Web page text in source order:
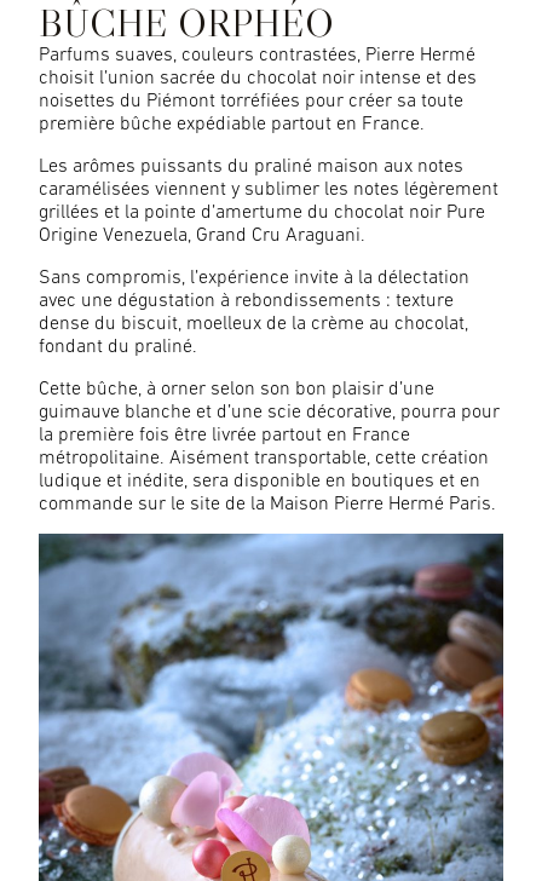
BÛCHE ORPHÉO
Parfums suaves, couleurs contrastées, Pierre Hermé
choisit l’union sacrée du chocolat noir intense et des
noisettes du Piémont torréfiées pour créer sa toute
première bûche expédiable partout en France.
Les arômes puissants du praliné maison aux notes
caramélisées viennent y sublimer les notes légèrement
grillées et la pointe d’amertume du chocolat noir Pure
Origine Venezuela, Grand Cru Araguani.
Sans compromis, l’expérience invite à la délectation
avec une dégustation à rebondissements : texture
dense du biscuit, moelleux de la crème au chocolat,
fondant du praliné.
Cette bûche, à orner selon son bon plaisir d’une
guimauve blanche et d’une scie décorative, pourra pour
la première fois être livrée partout en France
métropolitaine. Aisément transportable, cette création
ludique et inédite, sera disponible en boutiques et en
commande sur le site de la Maison Pierre Hermé Paris.